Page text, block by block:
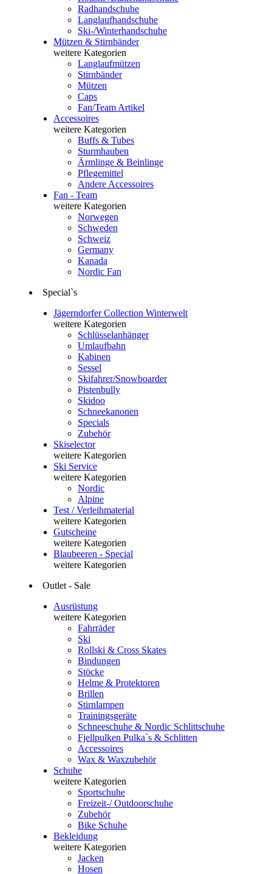
Radhandschuhe
Langlaufhandschuhe
Ski-/Winterhandschuhe
Mützen & Stirnbänder
weitere Kategorien
Langlaufmützen
Stirnbänder
Mützen
Caps
Fan/Team Artikel
Accessoires
weitere Kategorien
Buffs & Tubes
Sturmhauben
Ärmlinge & Beinlinge
Pflegemittel
Andere Accessoires
Fan - Team
weitere Kategorien
Norwegen
Schweden
Schweiz
Germany
Kanada
Nordic Fan
Special`s
Jägerndorfer Collection Winterwelt
weitere Kategorien
Schlüsselanhänger
Umlaufbahn
Kabinen
Sessel
Skifahrer/Snowboarder
Pistenbully
Skidoo
Schneekanonen
Specials
Zubehör
Skiselector
weitere Kategorien
Ski Service
weitere Kategorien
Nordic
Alpine
Test / Verleihmaterial
weitere Kategorien
Gutscheine
weitere Kategorien
Blaubeeren - Special
weitere Kategorien
Outlet - Sale
Ausrüstung
weitere Kategorien
Fahrräder
Ski
Rollski & Cross Skates
Bindungen
Stöcke
Helme & Protektoren
Brillen
Stirnlampen
Trainingsgeräte
Schneeschuhe & Nordic Schlittschuhe
Fjellpulken Pulka`s & Schlitten
Accessoires
Wax & Waxzubehör
Schuhe
weitere Kategorien
Sportschuhe
Freizeit-/ Outdoorschuhe
Zubehör
Bike Schuhe
Bekleidung
weitere Kategorien
Jacken
Hosen